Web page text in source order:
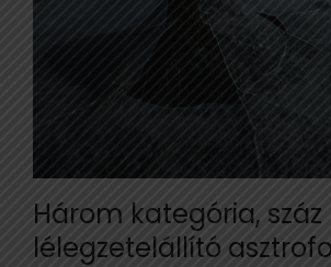
Három kategória, száz
lélegzetelállító